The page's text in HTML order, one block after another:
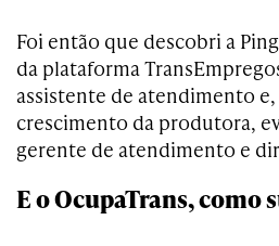
Foi então que descobri a
da plataforma
assistente de atendimento
crescimento da produtora,
gerente de atendimento e
E o OcupaTrans, como